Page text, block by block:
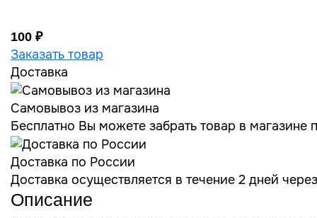
100 ₽
Заказать товар
Доставка
Самовывоз из магазина
Бесплатно Вы можете забрать товар в
Доставка по России
Доставка осуществляется в течение 2 дней
Описание